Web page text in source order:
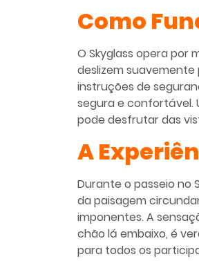
Como
O Skyglass opera por
deslizem
instruções de
segura e confortável.
pode desfrutar das
A
Durante o passeio no
da paisagem
imponentes. A
chão lá embaixo, é
para todos os